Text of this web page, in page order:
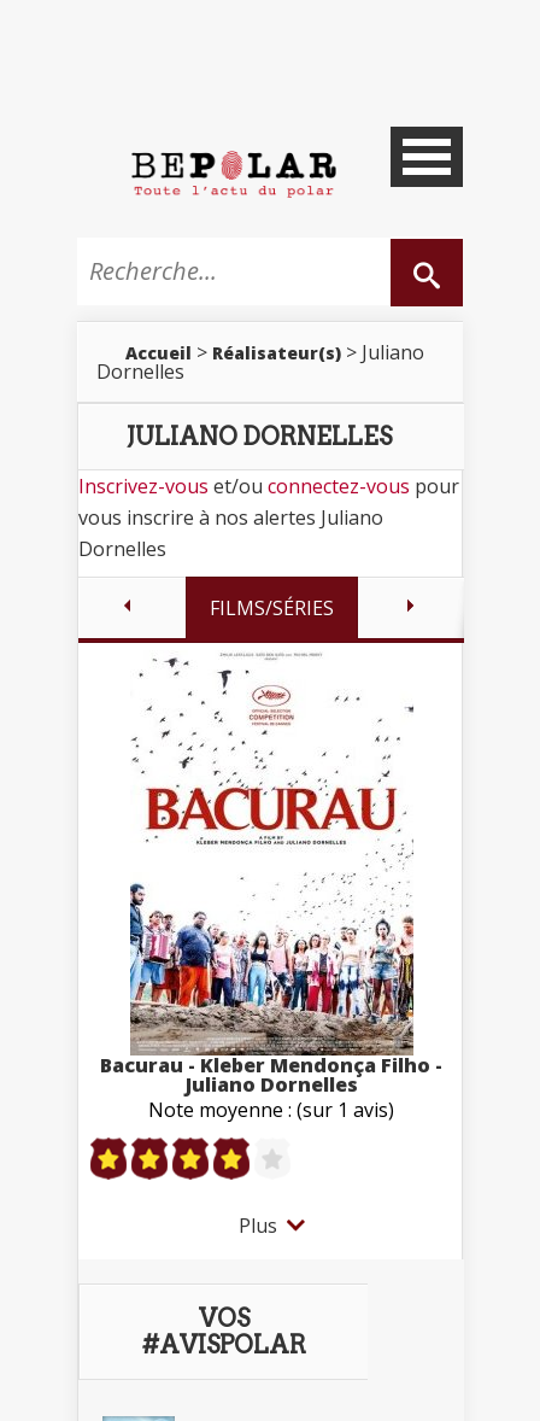
Accueil > Réalisateur(s) > Juliano
Dornelles
JULIANO DORNELLES
Inscrivez-vous et/ou connectez-vous pour
vous inscrire à nos alertes Juliano
Dornelles
FILMS/SÉRIES
Bacurau - Kleber Mendonça Filho -
Juliano Dornelles
Note moyenne : (sur 1 avis)
Plus
VOS
#AVISPOLAR